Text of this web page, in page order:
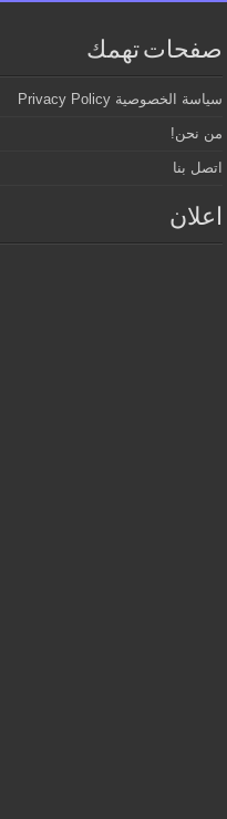
صفحات تهمك
سياسة الخصوصية Privacy Policy
من نحن!
اتصل بنا
اعلان